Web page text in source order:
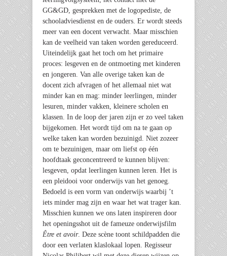
GG&GD, gesprekken met de logopediste, de
schooladviesdienst en de ouders. Er wordt steeds
meer van een docent verwacht. Maar misschien
kan de veelheid van taken worden gereduceerd.
Uiteindelijk gaat het toch om het primaire
proces: lesgeven en de ontmoeting met kinderen
en jongeren. Van alle overige taken kan de
docent zich afvragen of het allemaal niet wat
minder kan en mag: minder leerlingen, minder
lesuren, minder vakken, kleinere scholen en
klassen. In de loop der jaren zijn er zo veel taken
bijgekomen. Het wordt tijd om na te gaan op
welke taken kan worden bezuinigd. Niet zozeer
om te bezuinigen, maar om liefst op één
hoofdtaak geconcentreerd te kunnen blijven:
lesgeven, opdat leerlingen kunnen leren. Het is
een pleidooi voor onderwijs van het genoeg.
Bedoeld is een vorm van onderwijs waarbij ’t
iets minder mag zijn en waar het wat trager kan.
Misschien kunnen we ons laten inspireren door
het openingsshot uit de fameuze onderwijsfilm
Être et avoir. Deze scène toont schildpadden die
door een verlaten klaslokaal lopen. Regisseur